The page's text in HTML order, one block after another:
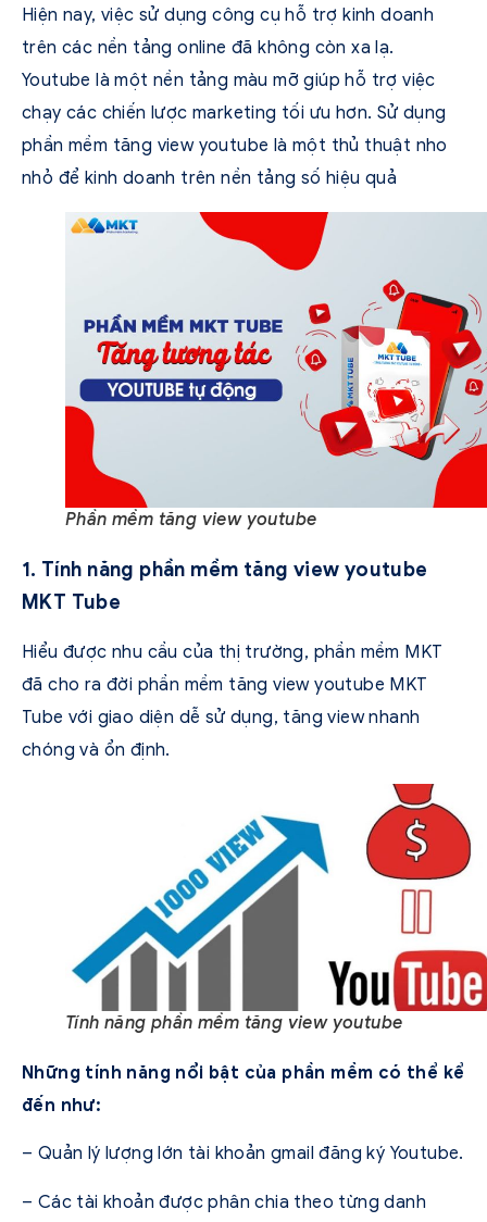
Hiện nay, việc sử dụng công cụ hỗ trợ kinh doanh
trên các nền tảng online đã không còn xa lạ.
Youtube là một nền tảng màu mỡ giúp hỗ trợ việc
chạy các chiến lược marketing tối ưu hơn. Sử dụng
phần mềm tăng view youtube là một thủ thuật nho
nhỏ để kinh doanh trên nền tảng số hiệu quả
Phần mềm tăng view youtube
1. Tính năng phần mềm tăng view youtube
MKT Tube
Hiểu được nhu cầu của thị trường, phần mềm MKT
đã cho ra đời phần mềm tăng view youtube MKT
Tube với giao diện dễ sử dụng, tăng view nhanh
chóng và ổn định.
Tính năng phần mềm tăng view youtube
Những tính năng nổi bật của phần mềm có thể kể
đến như:
– Quản lý lượng lớn tài khoản gmail đăng ký Youtube.
– Các tài khoản được phân chia theo từng danh